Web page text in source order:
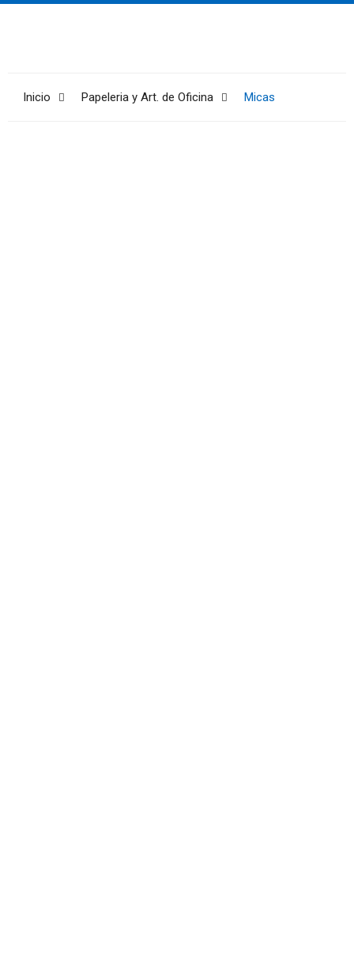
Inicio Papeleria y Art. de Oficina Micas